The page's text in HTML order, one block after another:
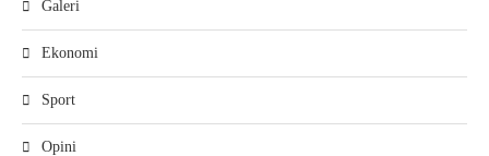
Galeri
Ekonomi
Sport
Opini